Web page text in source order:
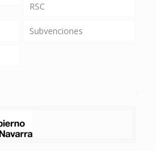
RSC
Subvenciones